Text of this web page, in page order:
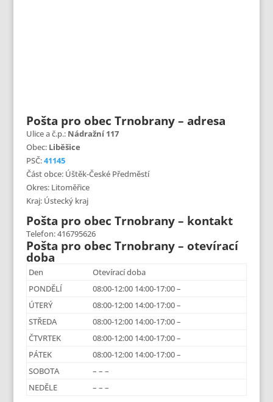
Pošta pro obec Trnobrany – adresa
Ulice a č.p.: Nádražní 117
Obec: Liběšice
PSČ:41145
Část obce: Úštěk-České Předměstí
Okres: Litoměřice
Kraj: Ústecký kraj
Pošta pro obec Trnobrany – kontakt
Telefon: 416795626
Pošta pro obec Trnobrany – otevírací
doba
Den
Otevírací doba
PONDĚLÍ
08:00-12:00 14:00-17:00 –
ÚTERÝ
08:00-12:00 14:00-17:00 –
STŘEDA
08:00-12:00 14:00-17:00 –
ČTVRTEK
08:00-12:00 14:00-17:00 –
PÁTEK
08:00-12:00 14:00-17:00 –
SOBOTA
– – –
NEDĚLE
– – –